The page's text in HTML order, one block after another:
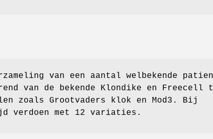
van een aantal welbekende
van de bekende Klondike en Freecell
zoals Grootvaders klok en Mod3. Bij
verdoen met 12 variaties.